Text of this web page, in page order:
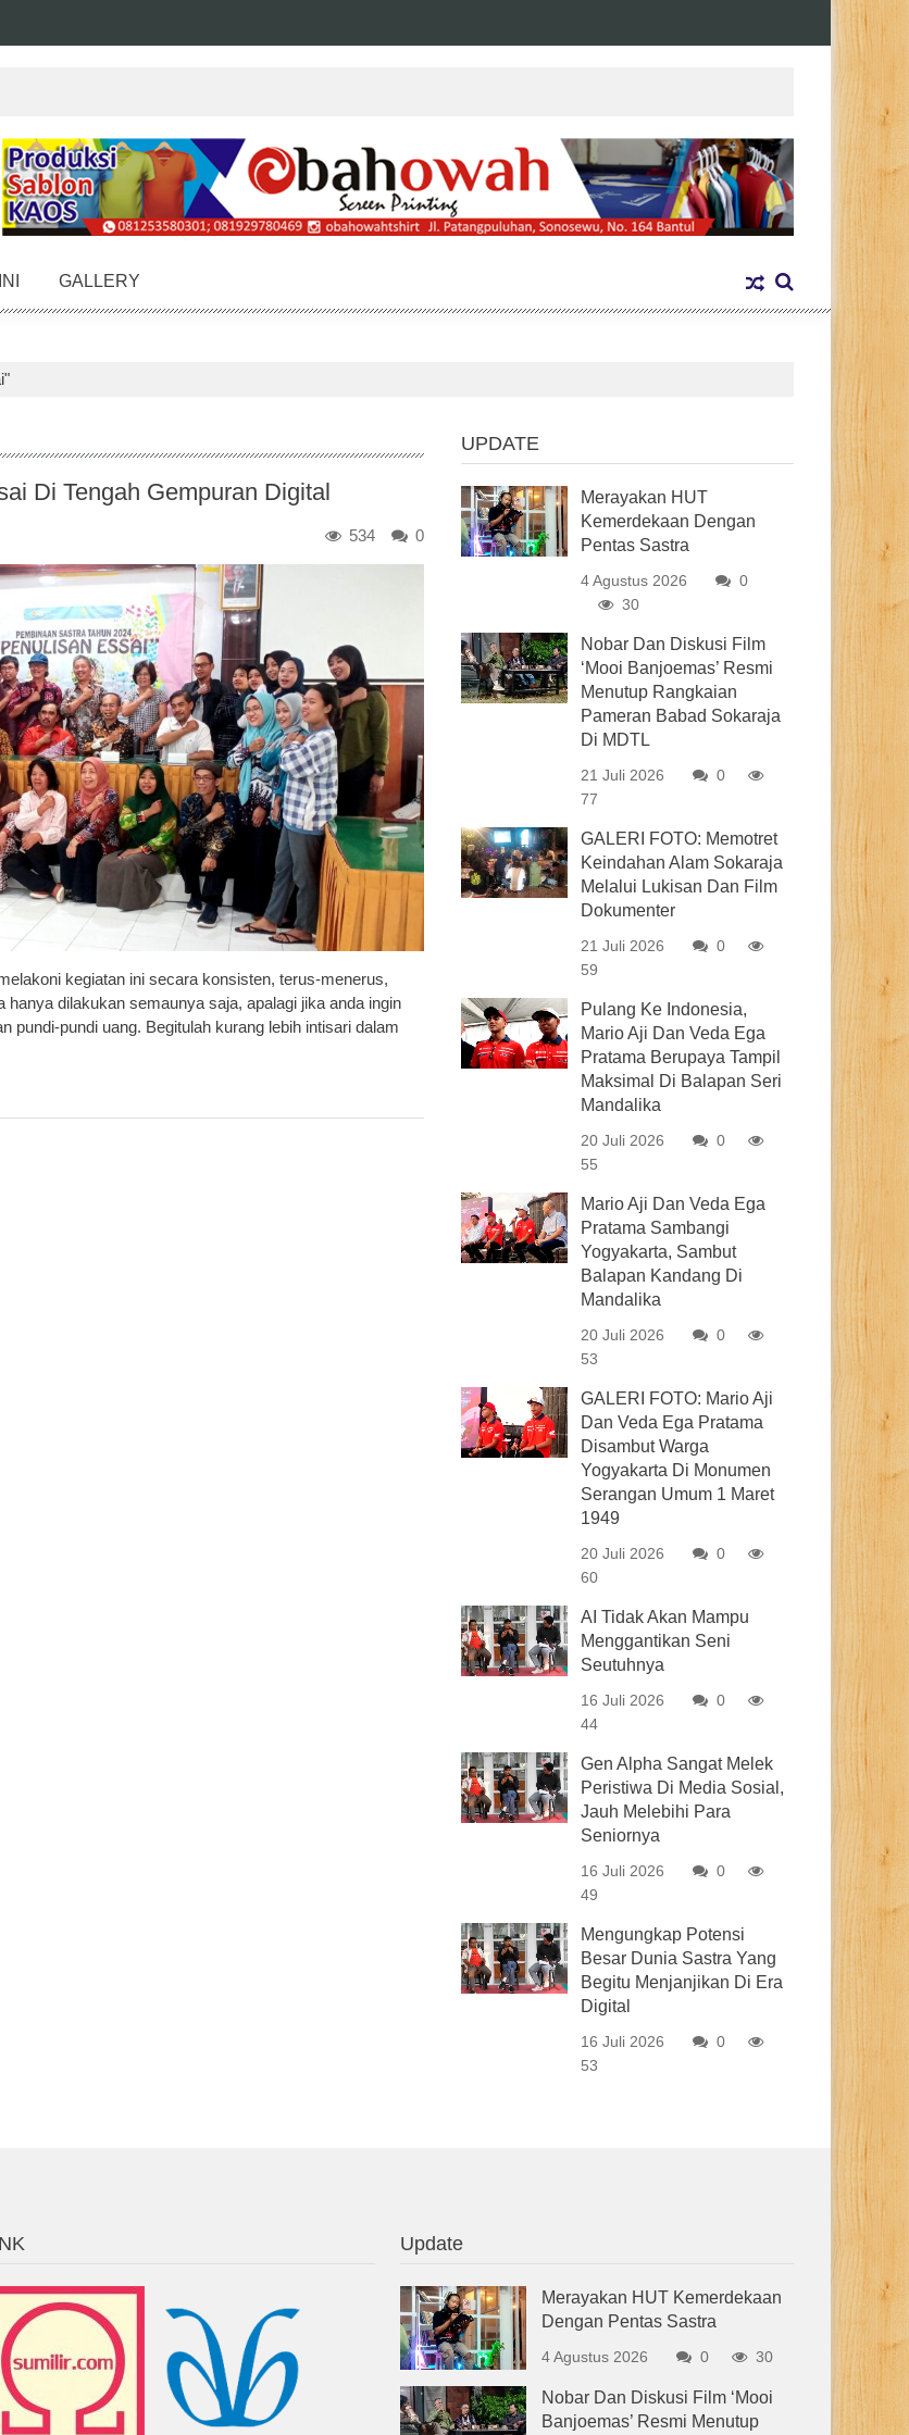
GALLERY
Di Tengah Gempuran Digital
0
534
kegiatan ini secara konsisten, terus-menerus,
dilakukan semaunya saja, apalagi jika anda ingin
pundi-pundi uang. Begitulah kurang lebih intisari dalam
UPDATE
Merayakan HUT
Kemerdekaan Dengan
Pentas Sastra
4 Agustus 2026
0
30
Nobar Dan Diskusi Film
‘Mooi Banjoemas’ Resmi
Menutup Rangkaian
Pameran Babad Sokaraja
Di MDTL
21 Juli 2026
0
77
GALERI FOTO: Memotret
Keindahan Alam Sokaraja
Melalui Lukisan Dan Film
Dokumenter
21 Juli 2026
0
59
Pulang Ke Indonesia,
Mario Aji Dan Veda Ega
Pratama Berupaya Tampil
Maksimal Di Balapan Seri
Mandalika
20 Juli 2026
0
55
Mario Aji Dan Veda Ega
Pratama Sambangi
Yogyakarta, Sambut
Balapan Kandang Di
Mandalika
20 Juli 2026
0
53
GALERI FOTO: Mario Aji
Dan Veda Ega Pratama
Disambut Warga
Yogyakarta Di Monumen
Serangan Umum 1 Maret
1949
20 Juli 2026
0
60
AI Tidak Akan Mampu
Menggantikan Seni
Seutuhnya
16 Juli 2026
0
44
Gen Alpha Sangat Melek
Peristiwa Di Media Sosial,
Jauh Melebihi Para
Seniornya
16 Juli 2026
0
49
Mengungkap Potensi
Besar Dunia Sastra Yang
Begitu Menjanjikan Di Era
Digital
16 Juli 2026
0
53
Update
Merayakan HUT Kemerdekaan
Dengan Pentas Sastra
4 Agustus 2026 0 30
Nobar Dan Diskusi Film ‘Mooi
Banjoemas’ Resmi Menutup